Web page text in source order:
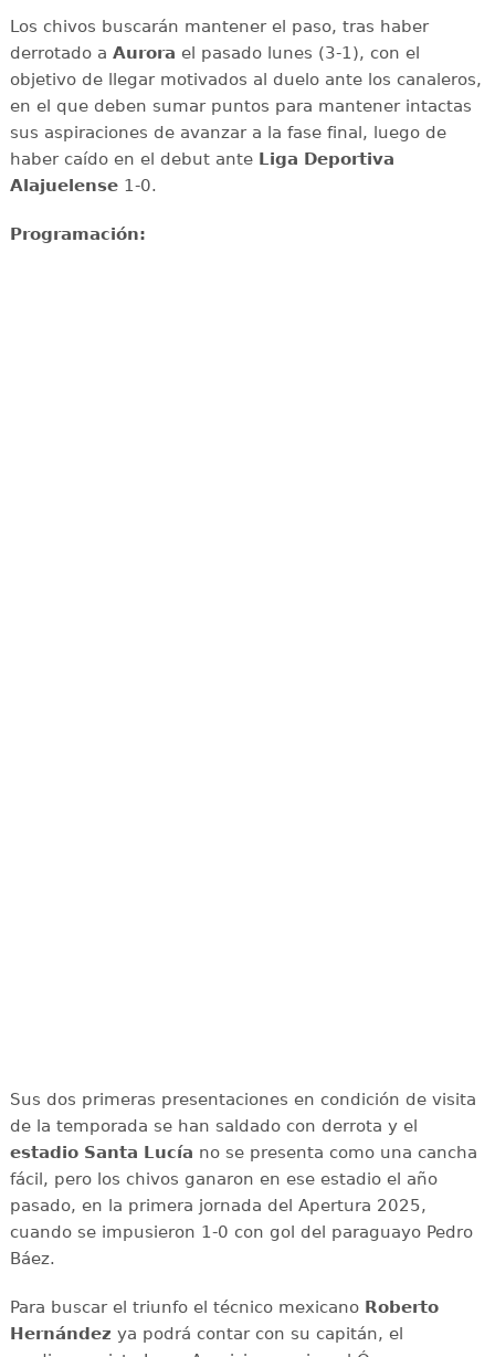
Los chivos buscarán mantener el paso, tras haber
derrotado a Aurora el pasado lunes (3-1), con el
objetivo de llegar motivados al duelo ante los canaleros,
en el que deben sumar puntos para mantener intactas
sus aspiraciones de avanzar a la fase final, luego de
haber caído en el debut ante Liga Deportiva
Alajuelense1-0.
Programación:
Sus dos primeras presentaciones en condición de visita
de la temporada se han saldado con derrota y el
estadio Santa Lucía no se presenta como una cancha
fácil, pero los chivos ganaron en ese estadio el año
pasado, en la primera jornada del Apertura 2025,
cuando se impusieron 1-0 con gol del paraguayo Pedro
Báez.
Para buscar el triunfo el técnico mexicano Roberto
Hernández ya podrá contar con su capitán, el